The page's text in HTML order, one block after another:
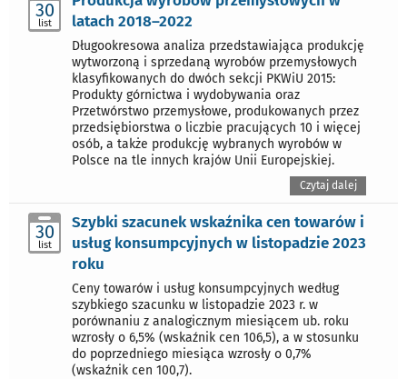
30
list
latach 2018–2022
Długookresowa analiza przedstawiająca produkcję
wytworzoną i sprzedaną wyrobów przemysłowych
klasyfikowanych do dwóch sekcji PKWiU 2015:
Produkty górnictwa i wydobywania oraz
Przetwórstwo przemysłowe, produkowanych przez
przedsiębiorstwa o liczbie pracujących 10 i więcej
osób, a także produkcję wybranych wyrobów w
Polsce na tle innych krajów Unii Europejskiej.
Czytaj dalej
30
list
Szybki szacunek wskaźnika cen towarów i
usług konsumpcyjnych w listopadzie 2023
roku
Ceny towarów i usług konsumpcyjnych według
szybkiego szacunku w listopadzie 2023 r. w
porównaniu z analogicznym miesiącem ub. roku
wzrosły o 6,5% (wskaźnik cen 106,5), a w stosunku
do poprzedniego miesiąca wzrosły o 0,7%
(wskaźnik cen 100,7).